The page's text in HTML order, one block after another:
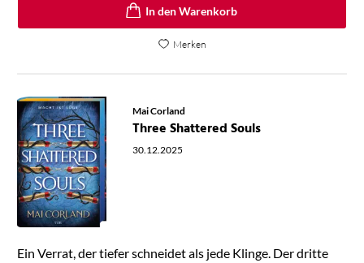
In den Warenkorb
Merken
Mai Corland
Three Shattered Souls
30.12.2025
Ein Verrat, der tiefer schneidet als jede Klinge. Der dritte